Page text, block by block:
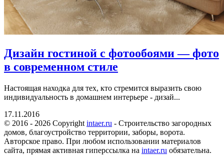
Дизайн гостиной с фотообоями — фото
в современном стиле
Настоящая находка для тех, кто стремится выразить свою
индивидуальность в домашнем интерьере - дизай...
17.11.2016
© 2016 - 2026 Copyright intaer.ru - Cтроительство загородных
домов, благоустройство территории, заборы, ворота.
Авторское право. При любом использовании материалов
сайта, прямая активная гиперссылка на intaer.ru обязательна.